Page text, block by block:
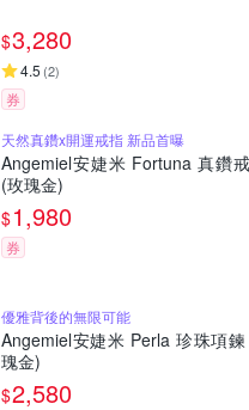
$3,280
4.5 (2)
券
天然真鑽x開運戒指 新品首曝
Angemiel安婕米 Fortuna 真鑽
(玫瑰金)
$1,980
券
優雅背後的無限可能
Angemiel安婕米 Perla 珍珠項
瑰金)
$2,580